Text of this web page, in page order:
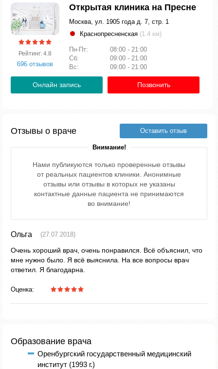
Рейтинг: 4.8
696 отзывов
Открытая клиника на Пресне
Москва, ул. 1905 года д. 7, стр. 1
Краснопресненская (1.4 км)
Пн-Пт:
08:00 - 21:00
Сб:
09:00 - 21:00
Вс:
09:00 - 21:00
Онлайн запись Позвонить
Отзывы о враче Оставить отзыв
Внимание!
Нами публикуются только проверенные отзывы
от реальных пациентов клиники. Анонимные
отзывы или отзывы в которых не указаны
контактные данные пациента не принимаются
во внимание!
Ольга (27.07.2018)
Очень хороший врач, очень понравился. Всё объяснил, что
мне нужно было. Я всё выяснила. На все вопросы врач
ответил. Я благодарна.
Оценка:
Образование врача
Оренбургский государственный медицинский
институт (1993 г.)